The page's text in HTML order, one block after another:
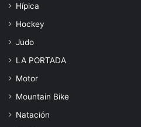
Hípica
Hockey
Judo
LA PORTADA
Motor
Mountain Bike
Natación